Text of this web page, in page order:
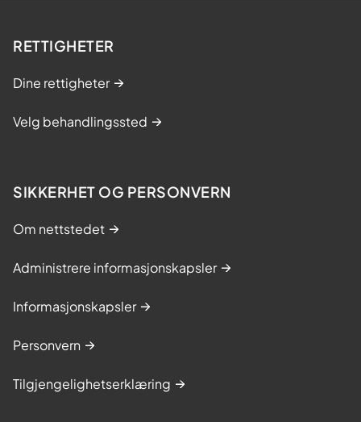
RETTIGHETER
Dine rettigheter
Velg behandlingssted
SIKKERHET OG PERSONVERN
Om nettstedet
Administrere informasjonskapsler
Informasjonskapsler
Personvern
Tilgjengelighetserklæring